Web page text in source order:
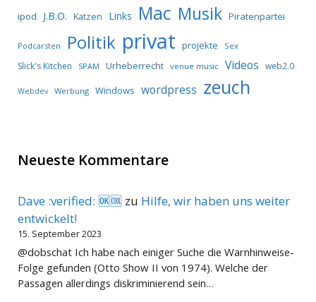
ipod J.B.O. Katzen Links Mac Musik Piratenpartei
Podcarsten Politik privat projekte Sex
Slick's Kitchen SPAM Urheberrecht venue music Videos web2.0
Webdev Werbung Windows wordpress zeuch
Neueste Kommentare
Dave :verified: 🆗🆒 zu Hilfe, wir haben uns weiter
entwickelt!
15. September 2023
@dobschat Ich habe nach einiger Suche die Warnhinweise-
Folge gefunden (Otto Show II von 1974). Welche der
Passagen allerdings diskriminierend sein…